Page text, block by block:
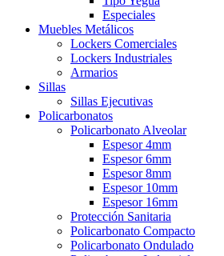
Especiales
Muebles Metálicos
Lockers Comerciales
Lockers Industriales
Armarios
Sillas
Sillas Ejecutivas
Policarbonatos
Policarbonato Alveolar
Espesor 4mm
Espesor 6mm
Espesor 8mm
Espesor 10mm
Espesor 16mm
Protección Sanitaria
Policarbonato Compacto
Policarbonato Ondulado